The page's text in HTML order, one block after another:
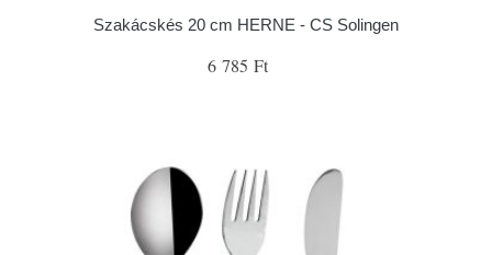
Szakácskés 20 cm HERNE - CS Solingen
6 785 Ft